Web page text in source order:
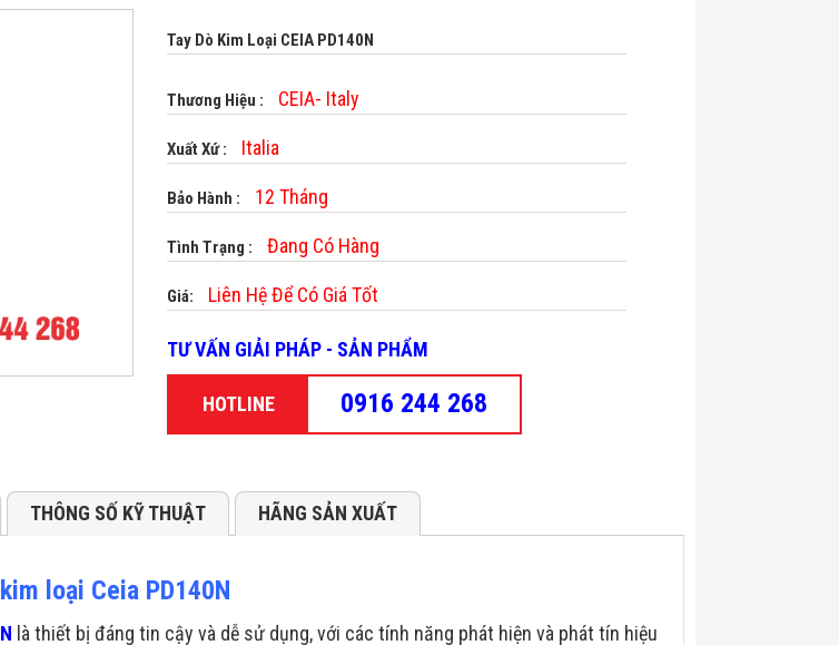
Tay Dò Kim Loại CEIA PD140N
Thương Hiệu : CEIA- Italy
Xuất Xứ : Italia
Bảo Hành : 12 Tháng
Tình Trạng : Đang Có Hàng
Giá: Liên Hệ Để Có Giá Tốt
TƯ VẤN GIẢI PHÁP - SẢN PHẨM
HOTLINE 0916 244 268
THÔNG SỐ KỸ THUẬT HÃNG SẢN XUẤT
loại Ceia PD140N
là thiết bị đáng tin cậy và dễ sử dụng, với các tính năng phát hiện và phát tín hiệu